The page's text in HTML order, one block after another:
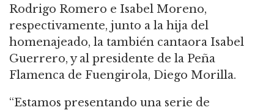
Rodrigo Romero e Isabel Moreno,
respectivamente, junto a la hija del
homenajeado, la también cantaora Isabel
Guerrero, y al presidente de la Peña
Flamenca de Fuengirola, Diego Morilla.
“Estamos presentando una serie de